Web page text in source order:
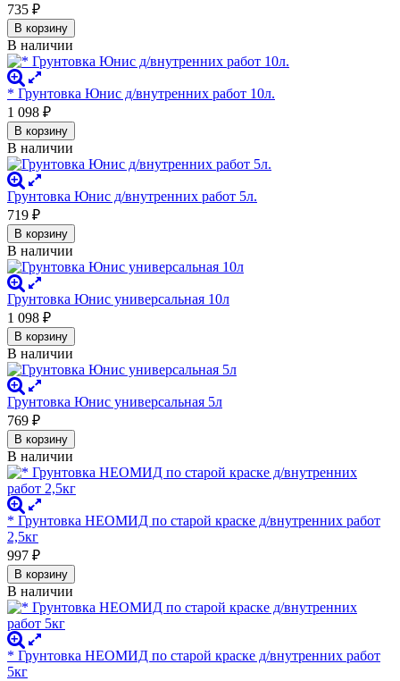
735 ₽
В корзину
В наличии
* Грунтовка Юнис д/внутренних работ 10л.
1 098 ₽
В корзину
В наличии
Грунтовка Юнис д/внутренних работ 5л.
719 ₽
В корзину
В наличии
Грунтовка Юнис универсальная 10л
1 098 ₽
В корзину
В наличии
Грунтовка Юнис универсальная 5л
769 ₽
В корзину
В наличии
* Грунтовка НЕОМИД по старой краске д/внутренних работ
2,5кг
997 ₽
В корзину
В наличии
* Грунтовка НЕОМИД по старой краске д/внутренних работ
5кг